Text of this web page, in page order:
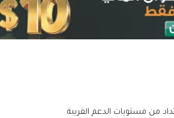
من مستويات الدعم القريبة